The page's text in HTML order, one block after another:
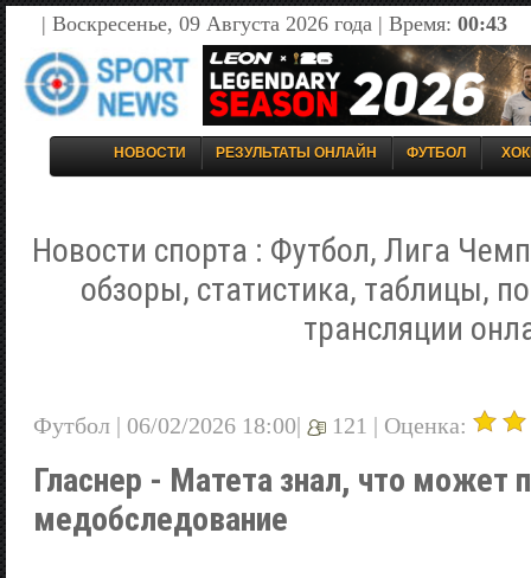
| Воскресенье, 09 Августа 2026 года | Время: 00:43
НОВОСТИ РЕЗУЛЬТАТЫ ОНЛАЙН ФУТБОЛ
Новости спорта : Футбол, Лига
обзоры, статистика, таблицы,
трансляции
Футбол | 06/02/2026 18:00| 121 | Оценка:
Гласнер - Матета знал, что может
медобследование